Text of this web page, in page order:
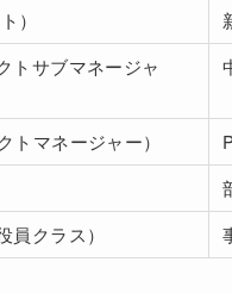
）
トサブマネージャ
トマネージャー）
員クラス）